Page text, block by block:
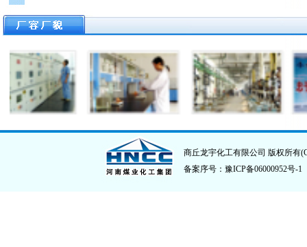
商丘龙宇化工有限公司 版权所有
备案序号：豫ICP备06000952号-1